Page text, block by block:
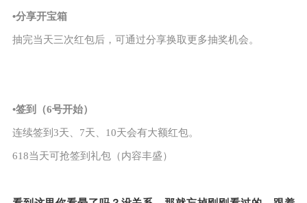
•分享开宝箱
抽完当天三次红包后，可通过分享换取更多抽奖机会。
•签到（6号开始）
连续签到3天、7天、10天会有大额红包。
618当天可抢签到礼包（内容丰盛）